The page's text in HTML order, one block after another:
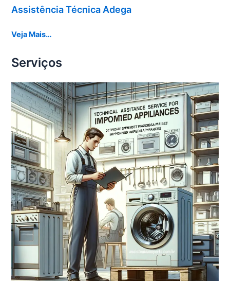
Assistência Técnica Adega
Veja Mais…
Serviços